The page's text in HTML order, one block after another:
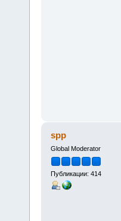
spp
Global Moderator
Публикации: 414